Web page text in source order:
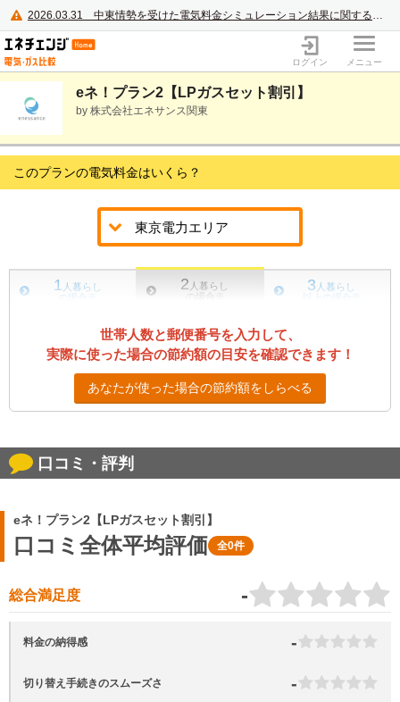
2026.03.31 中東情勢を受けた電気料金シミュレーション結果に関するご案内
電力・ガス比較サイト エネチェンジ
ログイン メニュー
eネ！プラン2【LPガスセット割引】
by 株式会社エネサンス関東
このプランの電気料金はいくら？
1 人暮らし
の場合
2 人暮らし
の場合
※
3 人暮らし
以上の場合
世帯人数と郵便番号を入力して、
実際に使った場合の節約額の目安を確認できます！
あなたが使った場合の節約額をしらべる
口コミ・評判
eネ！プラン2【LPガスセット割引】
口コミ全体平均評価 全0件
総合満足度 -
料金の納得感 -
切り替え手続きのスムーズさ -